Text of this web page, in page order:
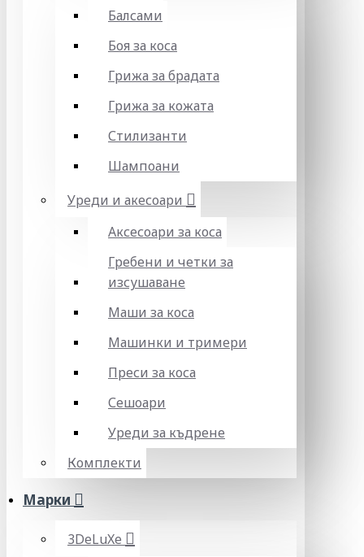
Балсами
Боя за коса
Грижа за брадата
Грижа за кожата
Стилизанти
Шампоани
Уреди и акесоари
Аксесоари за коса
Гребени и четки за
изсушаване
Маши за коса
Машинки и тримери
Преси за коса
Сешоари
Уреди за къдрене
Комплекти
Марки
3DeLuXe